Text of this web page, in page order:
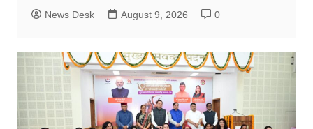
News Desk August 9, 2026 0